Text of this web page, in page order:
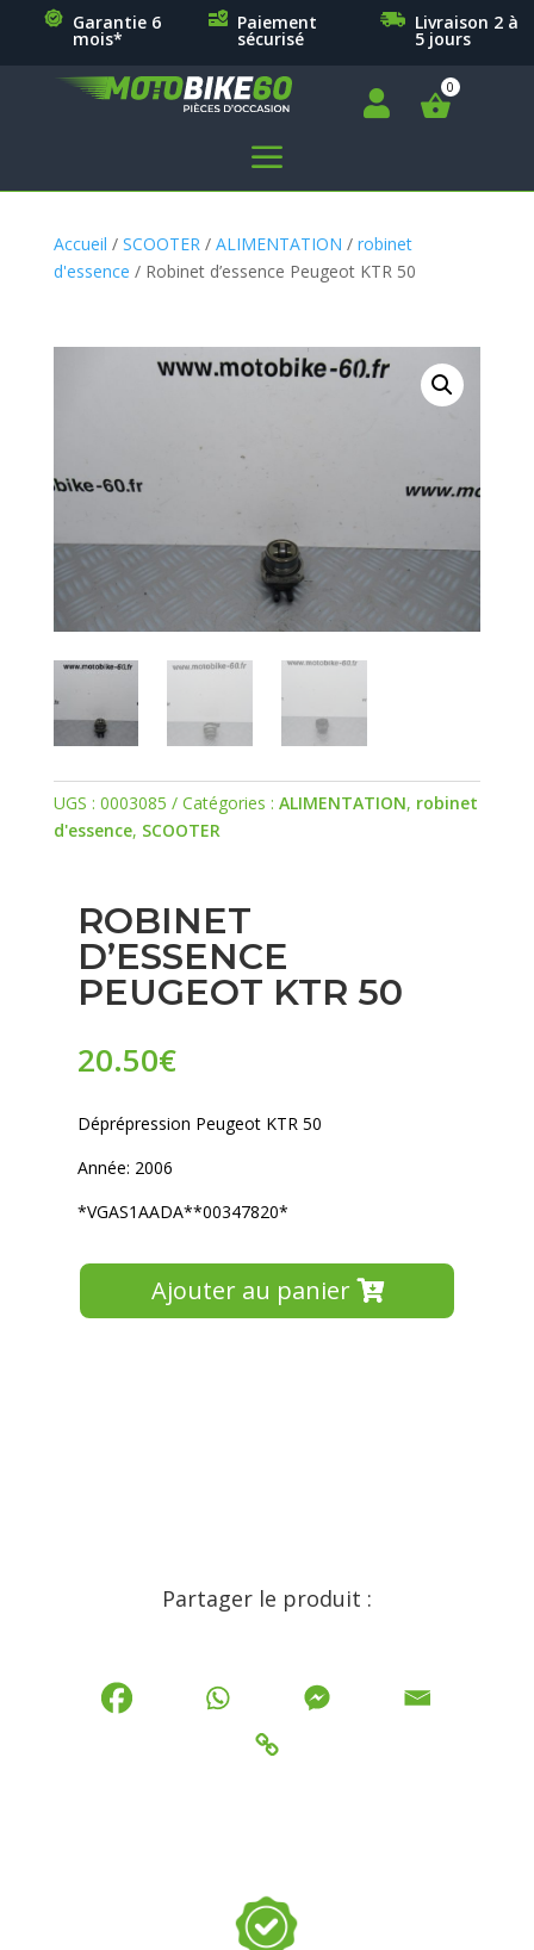
Garantie 6
mois*
Paiement
sécurisé
Livraison 2 à
5 jours

a
Accueil / SCOOTER / ALIMENTATION / robinet
d'essence / Robinet d’essence Peugeot KTR 50
UGS : 0003085 Catégories : ALIMENTATION, robinet
d'essence, SCOOTER
ROBINET
D’ESSENCE
PEUGEOT KTR 50
20.50€
Déprépression Peugeot KTR 50
Année: 2006
*VGAS1AADA**00347820*
Ajouter au panier
Partager le produit :